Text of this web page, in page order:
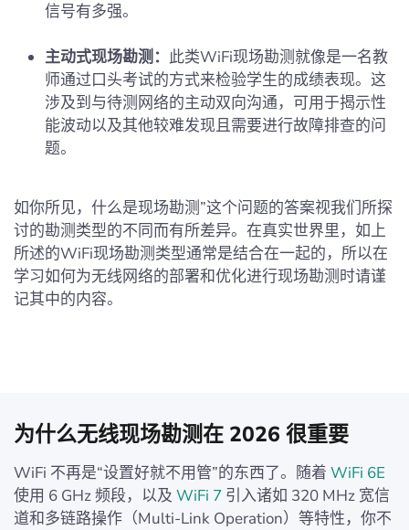
信号有多强。
主动式现场勘测： 此类WiFi现场勘测就像是一名教
师通过口头考试的方式来检验学生的成绩表现。这
涉及到与待测网络的主动双向沟通，可用于揭示性
能波动以及其他较难发现且需要进行故障排查的问
题。
如你所见，什么是现场勘测”这个问题的答案视我们所探
讨的勘测类型的不同而有所差异。在真实世界里，如上
所述的WiFi现场勘测类型通常是结合在一起的，所以在
学习如何为无线网络的部署和优化进行现场勘测时请谨
记其中的内容。
为什么无线现场勘测在 2026 很重要
WiFi 不再是“设置好就不用管”的东西了。随着 WiFi 6E
使用 6 GHz 频段，以及 WiFi 7 引入诸如 320 MHz 宽信
道和多链路操作（Multi-Link Operation）等特性，你不